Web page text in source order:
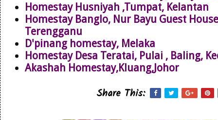
Homestay Husniyah ,Tumpat, Kelantan
Homestay Banglo, Nur Bayu Guest
Terengganu
D'pinang homestay, Melaka
Homestay Desa Teratai, Pulai , Baling,
Akashah Homestay,Kluang,Johor
Share This: